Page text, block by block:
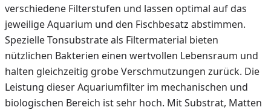
verschiedene Filterstufen und lassen optimal auf das
jeweilige Aquarium und den Fischbesatz abstimmen.
Spezielle Tonsubstrate als Filtermaterial bieten
nützlichen Bakterien einen wertvollen Lebensraum und
halten gleichzeitig grobe Verschmutzungen zurück. Die
Leistung dieser Aquariumfilter im mechanischen und
biologischen Bereich ist sehr hoch. Mit Substrat, Matten